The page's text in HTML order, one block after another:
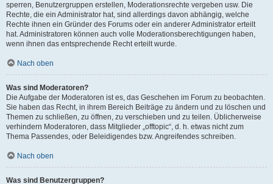
sperren, Benutzergruppen erstellen, Moderationsrechte vergeben usw. Die
Rechte, die ein Administrator hat, sind allerdings davon abhängig, welche
Rechte ihnen ein Gründer des Forums oder ein anderer Administrator erteilt
hat. Administratoren können auch volle Moderationsberechtigungen haben,
wenn ihnen das entsprechende Recht erteilt wurde.
Nach oben
Was sind Moderatoren?
Die Aufgabe der Moderatoren ist es, das Geschehen im Forum zu beobachten.
Sie haben das Recht, in ihrem Bereich Beiträge zu ändern und zu löschen und
Themen zu schließen, zu öffnen, zu verschieben und zu teilen. Üblicherweise
verhindern Moderatoren, dass Mitglieder „offtopic“, d. h. etwas nicht zum
Thema Passendes, oder Beleidigendes bzw. Angreifendes schreiben.
Nach oben
Was sind Benutzergruppen?